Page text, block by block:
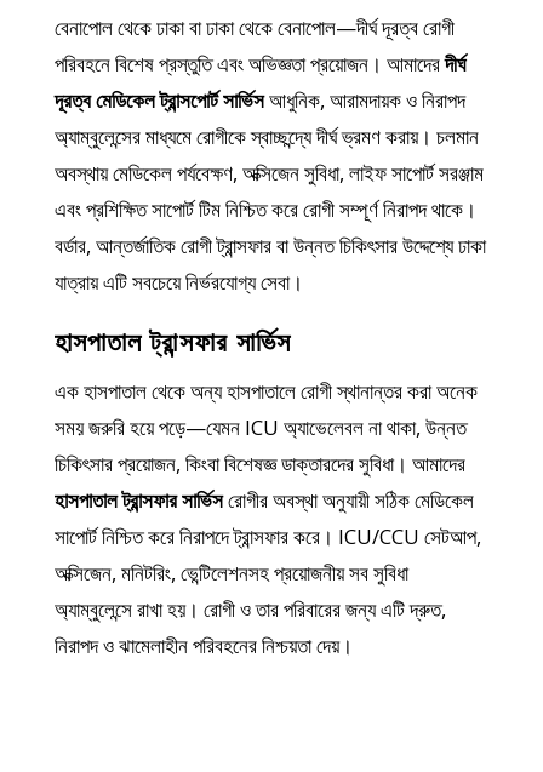
বেনাপোল থেকে ঢাকা বা ঢাকা থেকে বেনাপোল—দীর্ঘ দূরত্ব রোগী
পরিবহনে বিশেষ প্রস্তুতি এবং অভিজ্ঞতা প্রয়োজন। আমাদেরদীর্ঘ
দূরত্ব মেডিকেল ট্রান্সপোর্ট সার্ভিসআধুনিক, আরামদায়ক ও নিরাপদ
অ্যাম্বুলেন্সের মাধ্যমে রোগীকে স্বাচ্ছন্দ্যে দীর্ঘ ভ্রমণ করায়। চলমান
অবস্থায় মেডিকেল পর্যবেক্ষণ, অক্সিজেন সুবিধা, লাইফ সাপোর্ট সরঞ্জাম
এবং প্রশিক্ষিত সাপোর্ট টিম নিশ্চিত করে রোগী সম্পূর্ণ নিরাপদ থাকে।
বর্ডার, আন্তর্জাতিক রোগী ট্রান্সফার বা উন্নত চিকিৎসার উদ্দেশ্যে ঢাকা
যাত্রায় এটি সবচেয়ে নির্ভরযোগ্য সেবা।
হাসপাতাল ট্রান্সফার সার্ভিস
এক হাসপাতাল থেকে অন্য হাসপাতালে রোগী স্থানান্তর করা অনেক
সময় জরুরি হয়ে পড়ে—যেমন ICU অ্যাভেলেবল না থাকা, উন্নত
চিকিৎসার প্রয়োজন, কিংবা বিশেষজ্ঞ ডাক্তারদের সুবিধা। আমাদের
হাসপাতাল ট্রান্সফার সার্ভিসরোগীর অবস্থা অনুযায়ী সঠিক মেডিকেল
সাপোর্ট নিশ্চিত করে নিরাপদে ট্রান্সফার করে। ICU/CCU সেটআপ,
অক্সিজেন, মনিটরিং, ভেন্টিলেশনসহ প্রয়োজনীয় সব সুবিধা
অ্যাম্বুলেন্সে রাখা হয়। রোগী ও তার পরিবারের জন্য এটি দ্রুত,
নিরাপদ ও ঝামেলাহীন পরিবহনের নিশ্চয়তা দেয়।